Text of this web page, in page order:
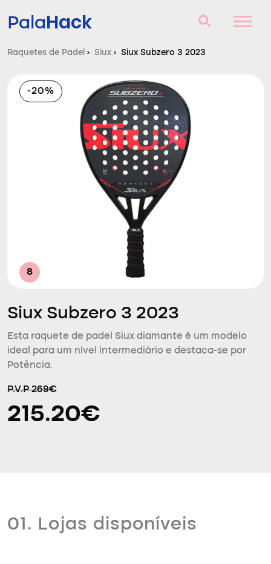
PalaHack
Perguntas e respostas
Comparador
Raquetes de Padel › Siux › Siux Subzero 3 2023
-20%
8
Siux Subzero 3 2023
Esta raquete de padel Siux diamante é um modelo
ideal para um nível intermediário e destaca-se por
Potência.
P.V.P 269€
215.20€
01. Lojas disponíveis